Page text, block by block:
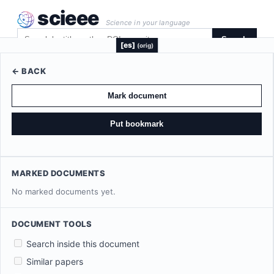
scieee Science in your language
Search
[es] (orig)
← BACK
Mark document
Put bookmark
MARKED DOCUMENTS
No marked documents yet.
DOCUMENT TOOLS
Search inside this document
Similar papers